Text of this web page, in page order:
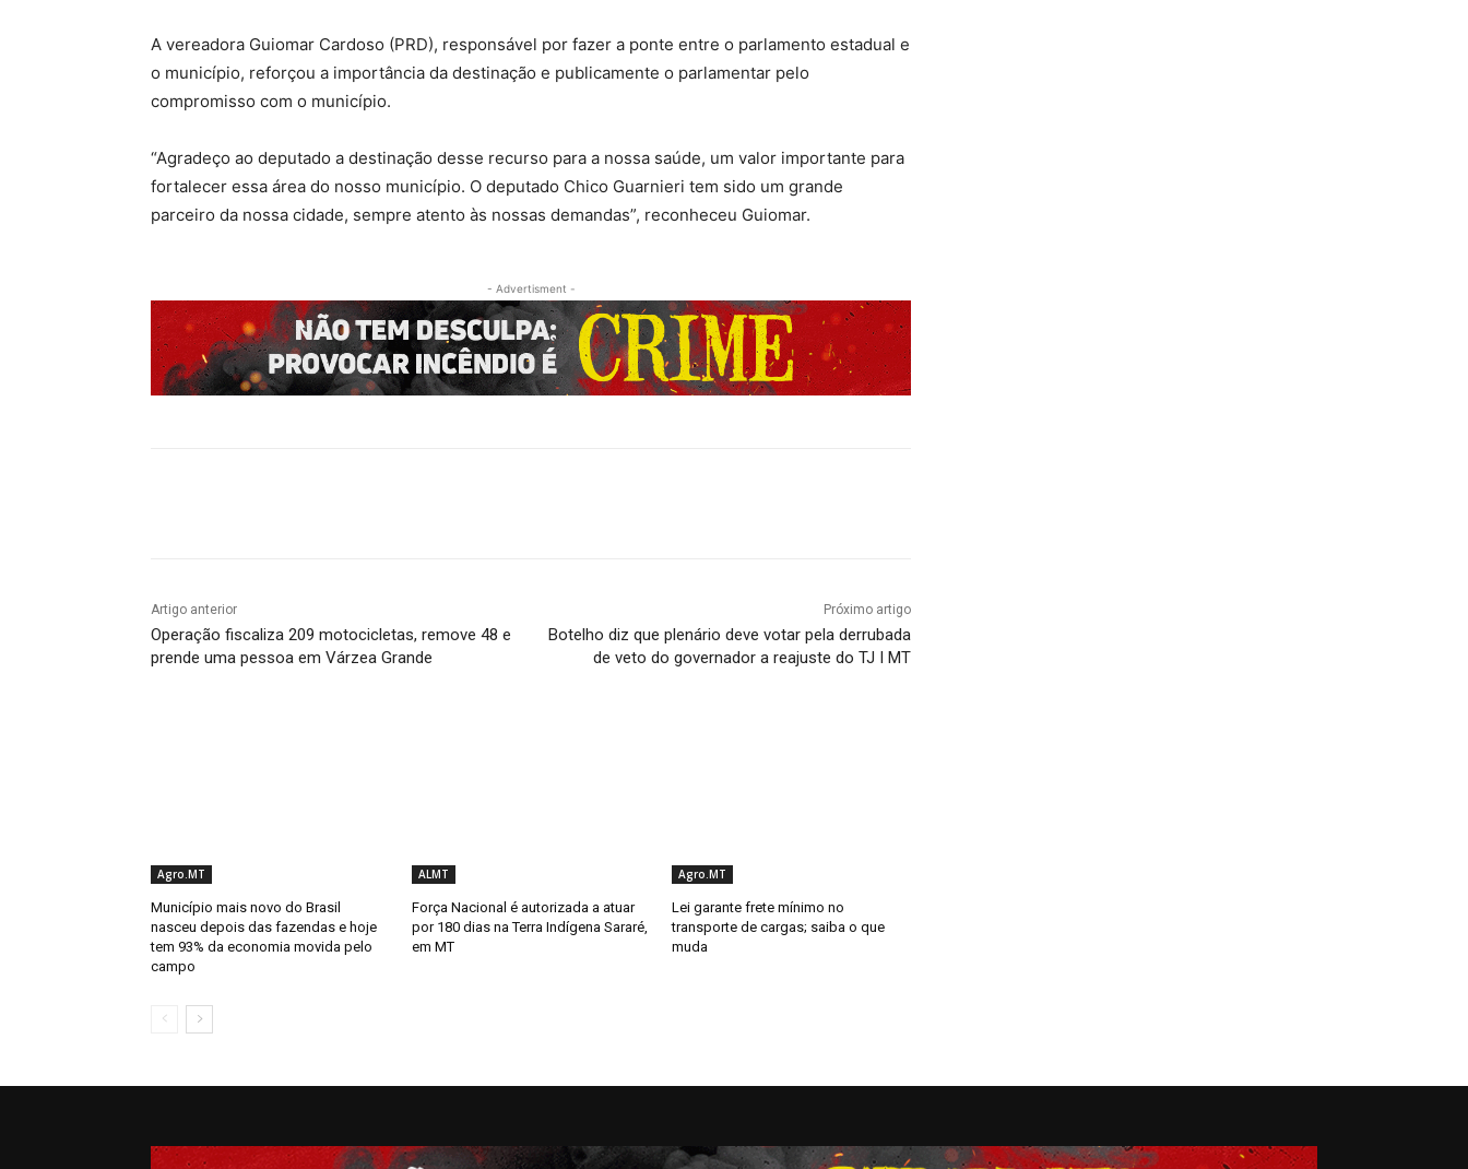
A vereadora Guiomar Cardoso (PRD), responsável por fazer a ponte entre o parlamento estadual e
o município, reforçou a importância da destinação e publicamente o parlamentar pelo
compromisso com o município.
“Agradeço ao deputado a destinação desse recurso para a nossa saúde, um valor importante para
fortalecer essa área do nosso município. O deputado Chico Guarnieri tem sido um grande
parceiro da nossa cidade, sempre atento às nossas demandas”, reconheceu Guiomar.
- Advertisment -
Artigo anterior
Operação fiscaliza 209 motocicletas, remove 48 e
prende uma pessoa em Várzea Grande
Próximo artigo
Botelho diz que plenário deve votar pela derrubada
de veto do governador a reajuste do TJ I MT
Agro.MT
Município mais novo do Brasil
nasceu depois das fazendas e hoje
tem 93% da economia movida pelo
campo
ALMT
Força Nacional é autorizada a atuar
por 180 dias na Terra Indígena Sararé,
em MT
Agro.MT
Lei garante frete mínimo no
transporte de cargas; saiba o que
muda